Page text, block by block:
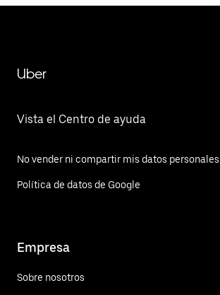
Uber
Vista el Centro de ayuda
No vender ni compartir mis datos personales
Política de datos de Google
Empresa
Sobre nosotros